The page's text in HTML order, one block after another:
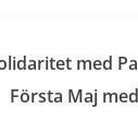
med
Första Maj